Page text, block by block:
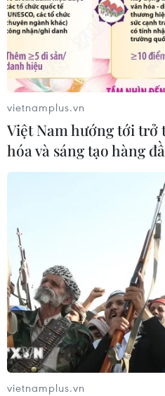
vietnamplus.vn
Việt Nam hướng tới trở
hóa và sáng tạo hàng
vietnamplus.vn